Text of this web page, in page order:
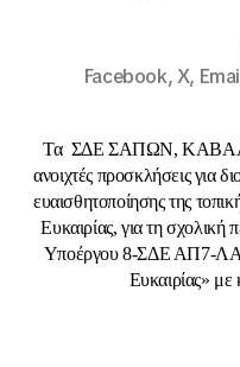
Facebook,X,
Τα ΣΔΕ ΣΑΠΩΝ,
ανοιχτές προσκλήσεις για
ευαισθητοποίησης της
Ευκαιρίας, για τη σχολική
Υποέργου 8-ΣΔΕ ΑΠ7-
Ευκαιρίας»